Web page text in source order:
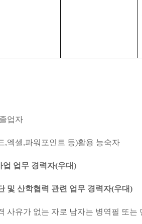
업자
,엑셀,파워포인트 등)활용 능숙자
업 업무 경력자(우대)
및 산학협력 관련 업무 경력자(우대)
사유가 없는 자로 남자는 병역필 또는